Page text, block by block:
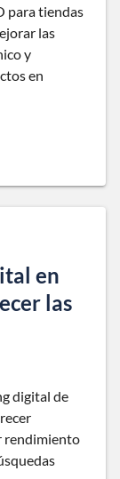
para tiendas
las
y
en
en
las
digital de
rendimiento